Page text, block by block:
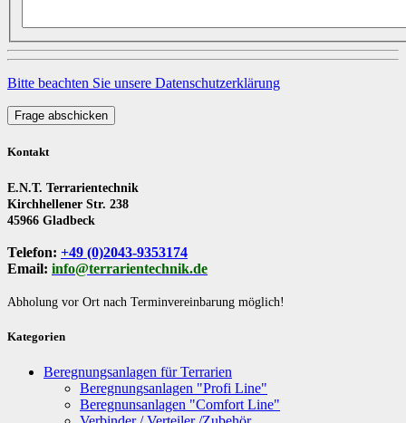
Bitte beachten Sie unsere Datenschutzerklärung
Frage abschicken
Kontakt
E.N.T. Terrarientechnik
Kirchhellener Str. 238
45966 Gladbeck
Telefon: +49 (0)2043-9353174
Email: info@terrarientechnik.de
Abholung vor Ort nach Terminvereinbarung möglich!
Kategorien
Beregnungsanlagen für Terrarien
Beregnungsanlagen "Profi Line"
Beregnunsanlagen "Comfort Line"